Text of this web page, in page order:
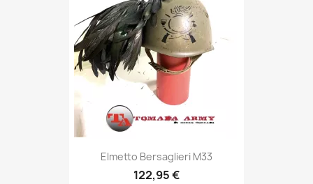
Anteprima
Elmetto Bersaglieri M33
122,95 €